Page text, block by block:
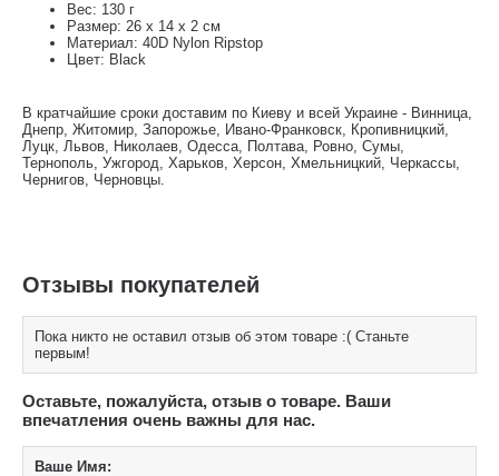
Вес: 130 г
Размер: 26 х 14 х 2 см
Материал: 40D Nylon Ripstop
Цвет: Black
В кратчайшие сроки доставим по Киеву и всей Украине - Винница,
Днепр, Житомир, Запорожье, Ивано-Франковск, Кропивницкий,
Луцк, Львов, Николаев, Одесса, Полтава, Ровно, Сумы,
Тернополь, Ужгород, Харьков, Херсон, Хмельницкий, Черкассы,
Чернигов, Черновцы.
Отзывы покупателей
Пока никто не оставил отзыв об этом товаре :( Станьте
первым!
Оставьте, пожалуйста, отзыв о товаре. Ваши
впечатления очень важны для нас.
Ваше Имя: